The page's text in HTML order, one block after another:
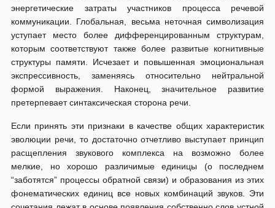
энергетические затраты участников процесса речевой
коммуникации. Глобальная, весьма неточная символизация
уступает место более дифференцированным структурам,
которым соответствуют также более развитые когнитивные
структуры памяти. Исчезает и повышенная эмоциональная
экспрессивность, заменяясь относительно нейтральной
формой выражения. Наконец, значительное развитие
претерпевает синтаксическая сторона речи.
Если принять эти признаки в качестве общих характеристик
эволюции речи, то достаточно отчетливо выступает принцип
расщепления звукового комплекса на возможно более
мелкие, но хорошо различимые единицы (о последнем
“заботятся” процессы обратной связи) и образования из этих
фонематических единиц все новых комбинаций звуков. Эти